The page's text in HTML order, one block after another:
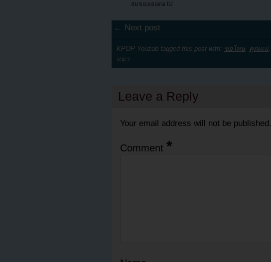
สมของเธอต่อ IU
← Next post
KPOP Youzab tagged this post with: ขอโทษ, คุณแม่,
แมว
Leave a Reply
Your email address will not be published.
Comment *